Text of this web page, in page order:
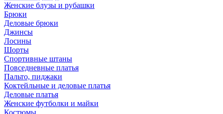
Женские блузы и рубашки
Брюки
Деловые брюки
Джинсы
Лосины
Шорты
Спортивные штаны
Повседневные платья
Пальто, пиджаки
Коктейльные и деловые платья
Деловые платья
Женские футболки и майки
Костюмы